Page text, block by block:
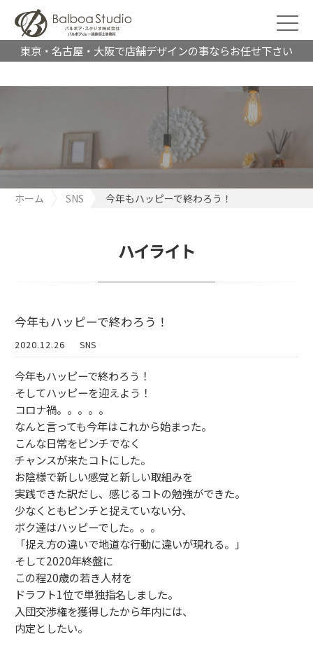
東京・名古屋・大阪で店舗デザインの事ならお任せ下さい
ホーム SNS 今年もハッピーで終わろう！
ハイライト
今年もハッピーで終わろう！
2020.12.26 SNS
今年もハッピーで終わろう！
そしてハッピーを迎えよう！
コロナ禍。。。。。
なんと言っても今年はこれから始まった。
こんな日常をピンチでなく
チャンスが来たコトにした。
お陰様で新しい感覚と新しい取組みを
実践できた訳だし、感じるコトの勉強ができた。
少なくともピンチと捉えていない分、
ボク達はハッピーでした。。。
「捉え方の違いで地道な行動に違いが現れる。」
そして2020年終盤に
この程20歳の若き人材を
ドラフト1位で単独指名しました。
入団交渉権を獲得したから年内には、
内定としたい。